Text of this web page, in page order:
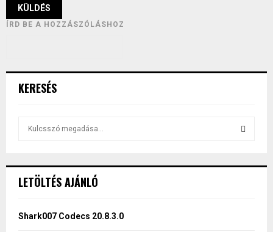
ÍRD BE A HOZZÁSZÓLÁSHOZ
KERESÉS
h
o
LETÖLTÉS AJÁNLÓ
Shark007 Codecs 20.8.3.0